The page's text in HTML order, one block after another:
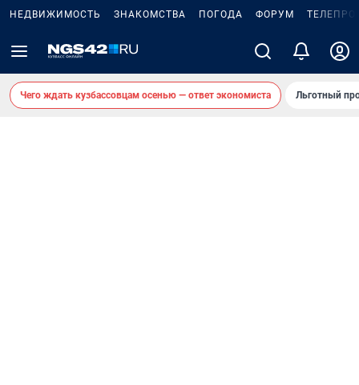
НЕДВИЖИМОСТЬ ЗНАКОМСТВА ПОГОДА ФОРУМ
Чего ждать кузбассовцам осенью — ответ экономиста Льготный